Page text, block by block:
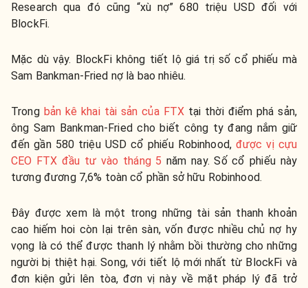
Research qua đó cũng “xù nợ” 680 triệu USD đối với
BlockFi.
Mặc dù vậy. BlockFi không tiết lộ giá trị số cổ phiếu mà
Sam Bankman-Fried nợ là bao nhiêu.
Trong bản kê khai tài sản của FTXtại thời điểm phá sản,
ông Sam Bankman-Fried cho biết công ty đang nắm giữ
đến gần 580 triệu USD cổ phiếu Robinhood, được vị cựu
CEO FTX đầu tư vào tháng 5 năm nay. Số cổ phiếu này
tương đương 7,6% toàn cổ phần sở hữu Robinhood.
Đây được xem là một trong những tài sản thanh khoản
cao hiếm hoi còn lại trên sàn, vốn được nhiều chủ nợ hy
vọng là có thể được thanh lý nhằm bồi thường cho những
người bị thiệt hại. Song, với tiết lộ mới nhất từ BlockFi và
đơn kiện gửi lên tòa, đơn vị này về mặt pháp lý đã trở